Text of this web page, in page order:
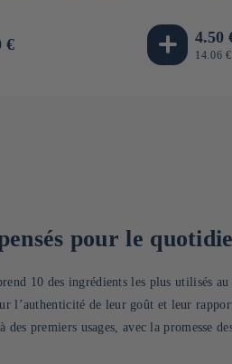
€
Prix
4.50
PRIX
14.06 €
pour le
10 des ingrédients les plus utilisés
l’authenticité de leur goût et leur
premiers usages, avec la promesse